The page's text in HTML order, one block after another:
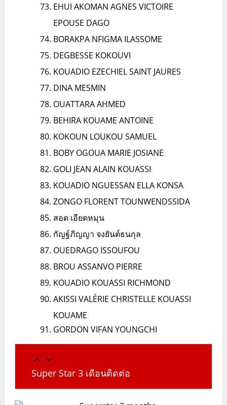
EHUI AKOMAN AGNES VICTOIRE
EPOUSE DAGO
BORAKPA NFIGMA ILASSOME
DEGBESSE KOKOUVI
KOUADIO EZECHIEL SAINT JAURES
DINA MESMIN
OUATTARA AHMED
BEHIRA KOUAME ANTOINE
KOKOUN LOUKOU SAMUEL
BOBY OGOUA MARIE JOSIANE
GOLI JEAN ALAIN KOUASSI
KOUADIO NGUESSAN ELLA KONSA
ZONGO FLORENT TOUNWENDSSIDA
สอด เอียดหมุน
กัญฐ์ภิญญา จงยันต์ธนกุล
OUEDRAGO ISSOUFOU
BROU ASSANVO PIERRE
KOUADIO KOUASSI RICHMOND
AKISSI VALÉRIE CHRISTELLE KOUASSI
KOUAME
GORDON VIFAN YOUNGCHI
Super Star 3 เดือนติดต่อ